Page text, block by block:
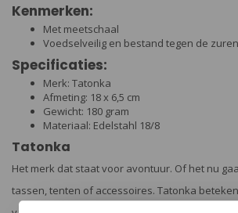
Kenmerken:
Met meetschaal
Voedselveilig en bestand tegen de
Specificaties:
Merk: Tatonka
Afmeting: 18 x 6,5 cm
Gewicht: 180 gram
Materiaal: Edelstahl 18/8
Tatonka
Het merk dat staat voor avontuur. Of het nu
tassen, tenten of accessoires. Tatonka